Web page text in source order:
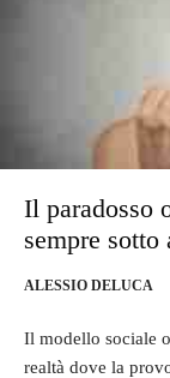
Il paradosso
sempre sotto
ALESSIO DELUCA
Il modello sociale
realtà dove la